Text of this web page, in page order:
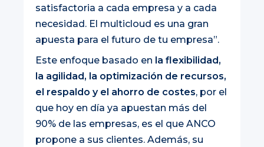
satisfactoria a cada empresa y a cada
necesidad. El multicloud es una gran
apuesta para el futuro de tu empresa”.
Este enfoque basado en la flexibilidad,
la agilidad, la optimización de recursos,
el respaldo y el ahorro de costes, por el
que hoy en día ya apuestan más del
90% de las empresas, es el que ANCO
propone a sus clientes. Además, su